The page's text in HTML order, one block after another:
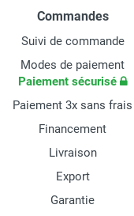
Commandes
Suivi de commande
Modes de paiement
Paiement sécurisé
Paiement 3x sans frais
Financement
Livraison
Export
Garantie